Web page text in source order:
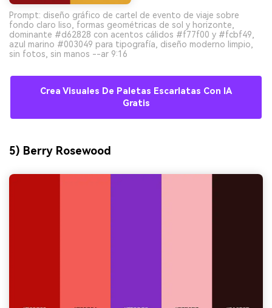
Prompt: diseño gráfico de cartel de evento de viaje sobre
fondo claro liso, formas geométricas de sol y horizonte,
dominante #d62828 con acentos cálidos #f77f00 y #fcbf49,
azul marino #003049 para tipografía, diseño moderno limpio,
sin fotos, sin manos --ar 9:16
Crea Visuales De Paletas Escarlatas Con IA
Gratis
5) Berry Rosewood